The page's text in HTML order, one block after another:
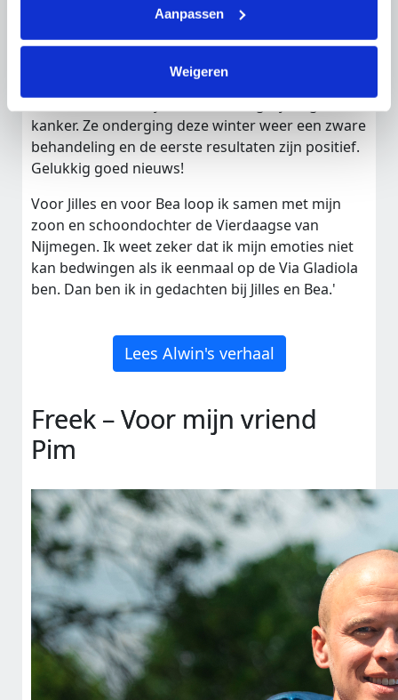
Aanpassen
Weigeren
‘Jilles blijft altijd mijn beste kameraad.
8 jaar geleden kreeg hij kanker. Vorig jaar kwam
hij met verschrikkelijk nieuws: hij had nog maar
een paar maanden te leven . Op 23 oktober is hij
overleden. Ook mijn zus Bea kreeg 3 jaar geleden
kanker. Ze onderging deze winter weer een zware
behandeling en de eerste resultaten zijn positief.
Gelukkig goed nieuws!
Voor Jilles en voor Bea loop ik samen met mijn
zoon en schoondochter de Vierdaagse van
Nijmegen. Ik weet zeker dat ik mijn emoties niet
kan bedwingen als ik eenmaal op de Via Gladiola
ben. Dan ben ik in gedachten bij Jilles en Bea.'
Lees Alwin's verhaal
Freek – Voor mijn vriend
Pim